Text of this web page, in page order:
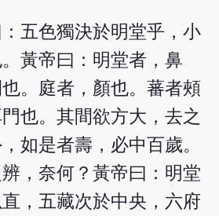
五色獨決於明堂乎，小
黃帝曰：明堂者，鼻
。庭者，顏也。蕃者頰
也。其間欲方大，去之
如是者壽，必中百歲。
，奈何？黃帝曰：明堂
，五藏次於中央，六府